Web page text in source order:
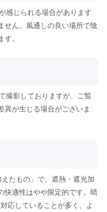
感じられる場合があります
せん。風通しの良い場所で陰
。
撮影しておりますが、ご覧
異が生じる場合がございま
たもの」で、遮熱・遮光加
快適性はやや限定的です。晴
応していることが多く、よ